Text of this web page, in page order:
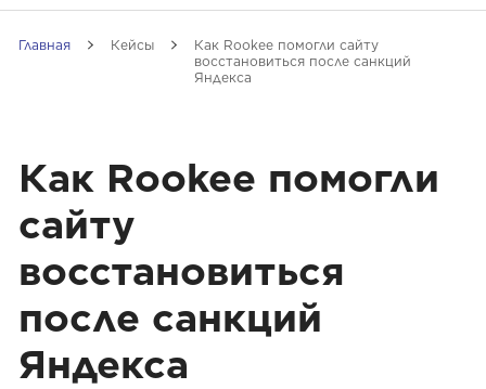
Главная Кейсы
Как Rookee помогли сайту
восстановиться после санкций
Яндекса
Как Rookee помогли
сайту
восстановиться
после санкций
Яндекса